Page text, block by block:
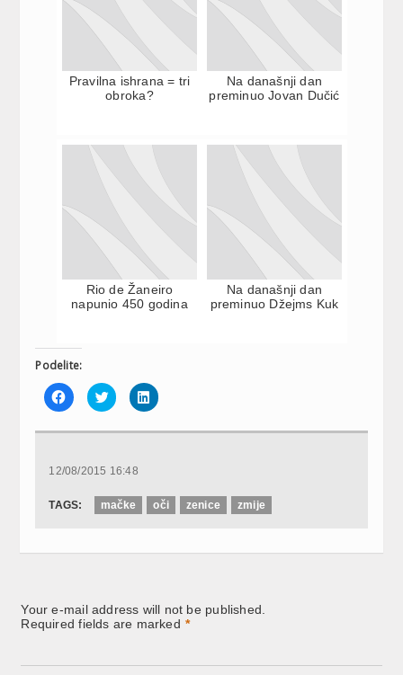
Pravilna ishrana = tri
obroka?
Na današnji dan
preminuo Jovan Dučić
Rio de Žaneiro
napunio 450 godina
Na današnji dan
preminuo Džejms Kuk
Podelite:
Click
to
share
Facebook
new
Click
to
share
Twitter
new
Click
to
LinkedIn
12/08/2015 16:48
TAGS: mačke oči zenice zmije
Your e-mail address will not be published.
Required fields are marked *